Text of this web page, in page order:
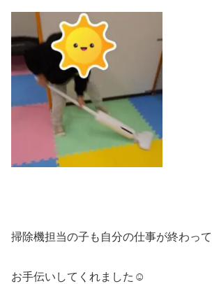
掃除機担当の子も自分の仕事が終わっ
お手伝いしてくれました☺